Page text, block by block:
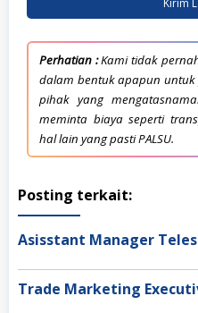
Perhatian :Kami tidak
dalam bentuk apapun
pihak yang
meminta biaya seperti
hal lain yang pasti PALSU.
Posting terkait: